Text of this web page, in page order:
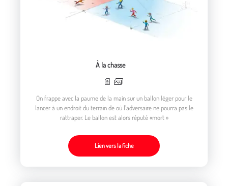
À la chasse
On frappe avec la paume de la main sur un ballon léger pour le
lancer à un endroit du terrain de où l’adversaire ne pourra pas le
rattraper. Le ballon est alors réputé «mort »
Lien vers la fiche